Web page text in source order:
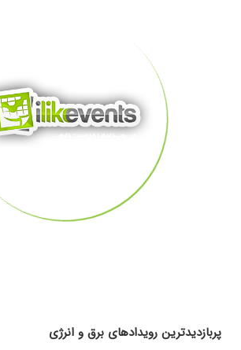
پربازدیدترین رویدادهای برق و انرژی